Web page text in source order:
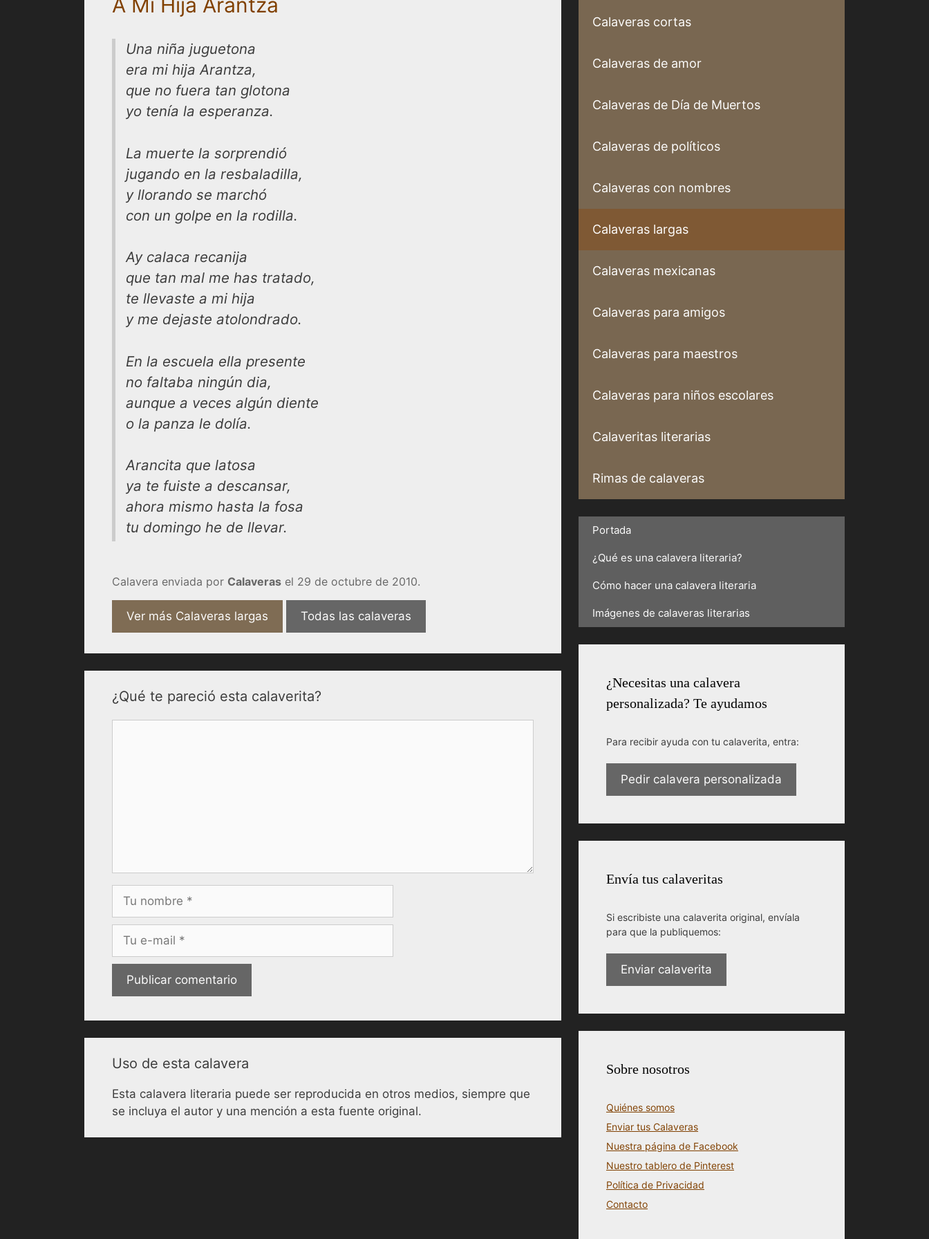
Una niña juguetona
era mi hija Arantza,
que no fuera tan glotona
yo tenía la esperanza.
La muerte la sorprendió
jugando en la resbaladilla,
y llorando se marchó
con un golpe en la rodilla.
Ay calaca recanija
que tan mal me has tratado,
te llevaste a mi hija
y me dejaste atolondrado.
En la escuela ella presente
no faltaba ningún dia,
aunque a veces algún diente
o la panza le dolía.
Arancita que latosa
ya te fuiste a descansar,
ahora mismo hasta la fosa
tu domingo he de llevar.
Calavera enviada por Calaveras el 29 de octubre de 2010.
Ver más Calaveras largas Todas las calaveras
¿Qué te pareció esta calaverita?
electrónico
Uso de esta calavera
Esta calavera literaria puede ser reproducida en otros medios, siempre que
se incluya el autor y una mención a esta fuente original.
Calaveras cortas
Calaveras de amor
Calaveras de Día de Muertos
Calaveras de políticos
Calaveras con nombres
Calaveras largas
Calaveras mexicanas
Calaveras para amigos
Calaveras para maestros
Calaveras para niños escolares
Calaveritas literarias
Rimas de calaveras
Portada
¿Qué es una calavera literaria?
Cómo hacer una calavera literaria
Imágenes de calaveras literarias
¿Necesitas una calavera
personalizada? Te ayudamos
Para recibir ayuda con tu calaverita, entra:
Pedir calavera personalizada
Envía tus calaveritas
Si escribiste una calaverita original, envíala
para que la publiquemos:
Enviar calaverita
Sobre nosotros
Quiénes somos
Enviar tus Calaveras
Nuestra página de Facebook
Nuestro tablero de Pinterest
Política de Privacidad
Contacto